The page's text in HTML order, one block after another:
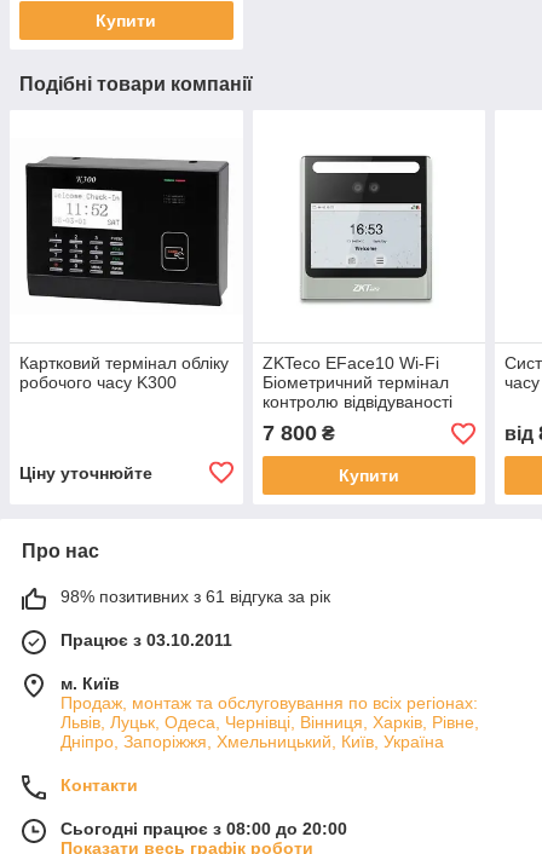
Купити
Подібні товари компанії
Картковий термінал обліку
робочого часу K300
Ціну уточнюйте
ZKTeco EFace10 Wi-Fi
Біометричний термінал
контролю відвідуваності
співробітників (ID:
обличчя)
7 800₴
Купити
від
Про нас
98% позитивних з 61 відгука за рік
Працює з 03.10.2011
м. Київ
Продаж, монтаж та обслуговування по всіх регіонах:
Львів, Луцьк, Одеса, Чернівці, Вінниця, Харків, Рівне,
Дніпро, Запоріжжя, Хмельницький, Київ, Україна
Контакти
Сьогодні працює з 08:00 до 20:00
Показати весь графік роботи